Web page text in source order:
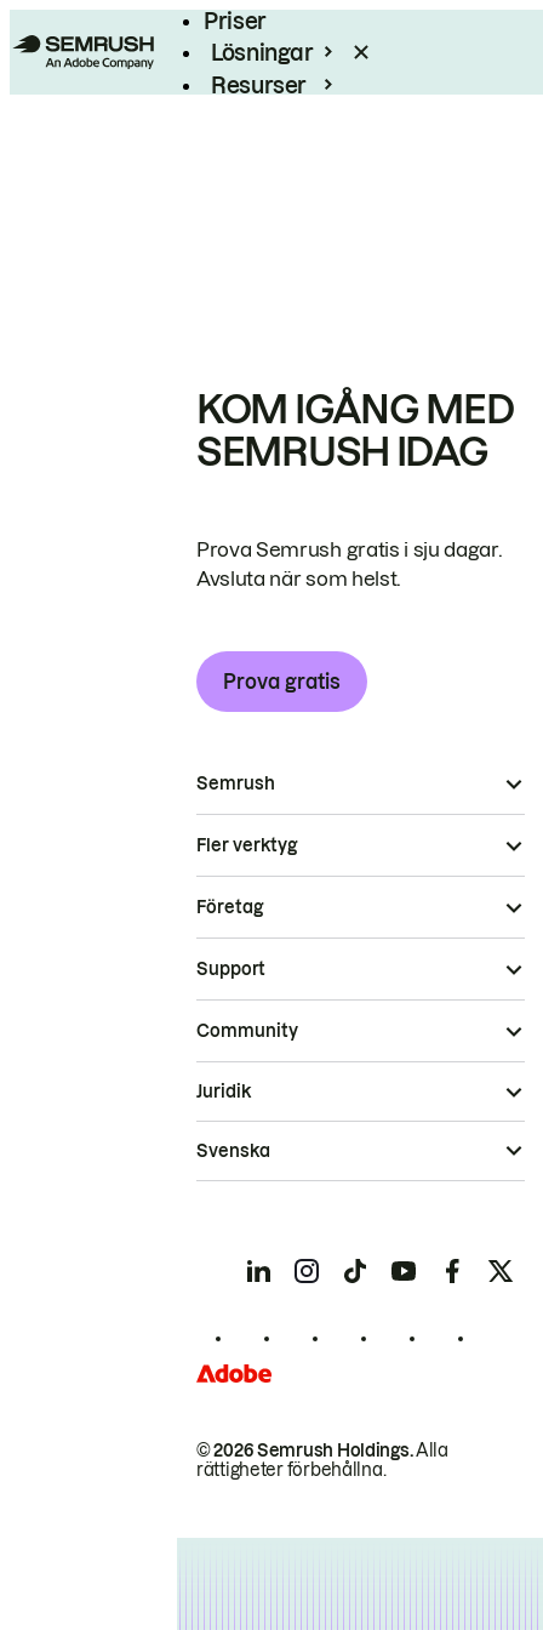
Priser
Lösningar
Resurser
KOM IGÅNG MED
SEMRUSH IDAG
Prova Semrush gratis i sju dagar.
Avsluta när som helst.
Prova gratis
Semrush
Fler verktyg
Företag
Support
Community
© 2026 Semrush Holdings.Alla
rättigheter förbehållna.
Juridik
Svenska